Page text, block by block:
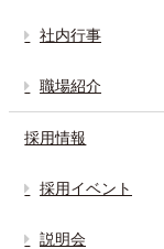
社内行事
職場紹介
採用情報
採用イベント
説明会